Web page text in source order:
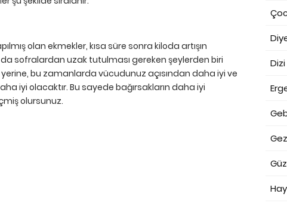
olan ekmekler, kısa süre sonra kiloda artışın
sofralardan uzak tutulması gereken şeylerden biri
bu zamanlarda vücudunuz açısından daha iyi ve
iyi olacaktır. Bu sayede bağırsakların daha iyi
olursunuz.